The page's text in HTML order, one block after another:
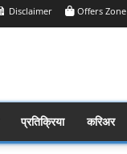
Disclaimer Offers Zone
प्रतिक्रिया करिअर